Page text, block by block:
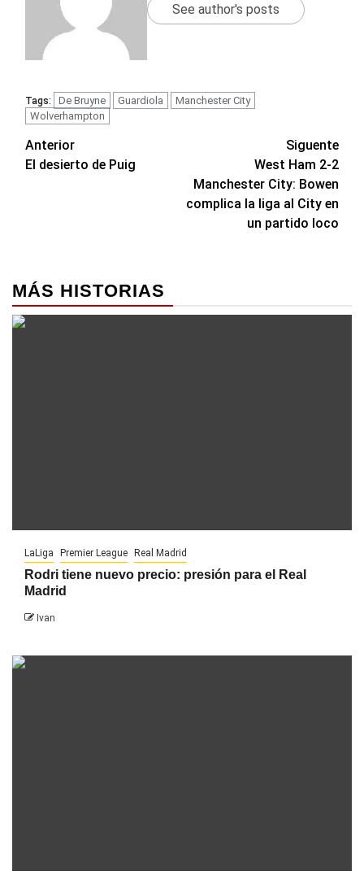
See author's posts
Tags: De Bruyne Guardiola
Manchester City
Wolverhampton
Navegación
de
Anterior
El desierto de Puig
Siguente
West Ham 2-2
Manchester City: Bowen
complica la liga al City en
un partido loco
MÁS HISTORIAS
LaLiga Premier League Real Madrid
Rodri tiene nuevo precio: presión para el Real
Madrid
Ivan